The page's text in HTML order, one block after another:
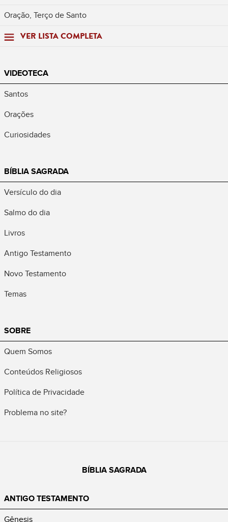
Oração, Terço de Santo
VER LISTA COMPLETA
VIDEOTECA
Santos
Orações
Curiosidades
BÍBLIA SAGRADA
Versículo do dia
Salmo do dia
Livros
Antigo Testamento
Novo Testamento
Temas
SOBRE
Quem Somos
Conteúdos Religiosos
Política de Privacidade
Problema no site?
BÍBLIA SAGRADA
ANTIGO TESTAMENTO
Gênesis